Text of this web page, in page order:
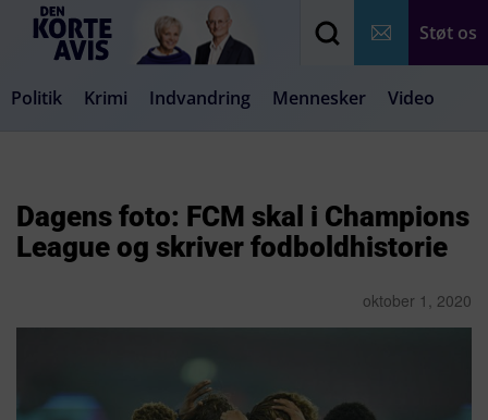
Støt os
Politik Krimi Indvandring Mennesker Video
Dagens foto: FCM skal i Champions
League og skriver fodboldhistorie
oktober 1, 2020